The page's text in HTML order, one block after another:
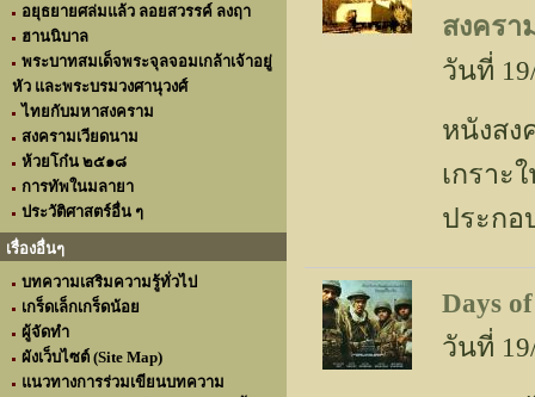
อยุธยายศล่มแล้ว ลอยสวรรค์ ลงฤา
ฮานนิบาล
พระบาทสมเด็จพระจุลจอมเกล้าเจ้าอยู่
หัว และพระบรมวงศานุวงศ์
ไทยกับมหาสงคราม
สงครามเวียดนาม
ห้วยโก๋น ๒๕๑๘
การทัพในมลายา
ประวัติศาสตร์อื่น ๆ
เรื่องอื่นๆ
บทความเสริมความรู้ทั่วไป
เกร็ดเล็กเกร็ดน้อย
ผู้จัดทำ
ผังเว็บไซต์ (Site Map)
แนวทางการร่วมเขียนบทความ
สงครา
วันที่
หนังสง
เกราะ
ประกอ
Days
วันที่